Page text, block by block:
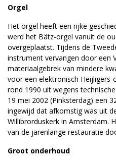
Orgel
Het orgel heeft een rijke
werd het Bätz-orgel vanuit de
overgeplaatst. Tijdens de
instrument vervangen door een
materiaalgebrek van mindere
voor een elektronisch
rond 1990 uit wegens
19 mei 2002 (Pinksterdag) een
ingewijd dat afkomstig was uit
Willibrorduskerk in Amsterdam.
van de jarenlange restauratie
Groot onderhoud